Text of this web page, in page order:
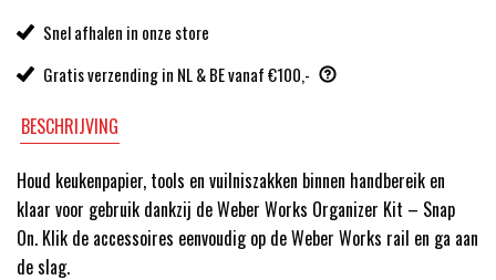
Snel afhalen in onze store
Gratis verzending in NL & BE vanaf €100,-
BESCHRIJVING
Houd keukenpapier, tools en vuilniszakken binnen handbereik en
klaar voor gebruik dankzij de Weber Works Organizer Kit – Snap
On. Klik de accessoires eenvoudig op de Weber Works rail en ga aan
de slag.